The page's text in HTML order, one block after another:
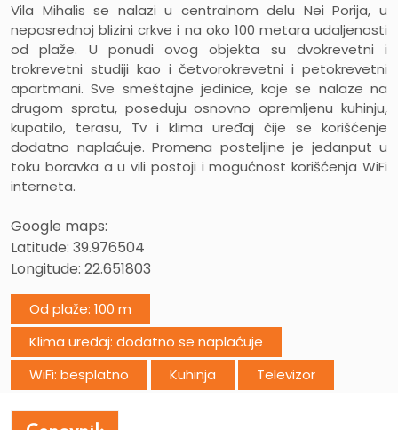
Vila Mihalis se nalazi u centralnom delu Nei Porija, u
neposrednoj blizini crkve i na oko 100 metara udaljenosti
od plaže. U ponudi ovog objekta su dvokrevetni i
trokrevetni studiji kao i četvorokrevetni i petokrevetni
apartmani. Sve smeštajne jedinice, koje se nalaze na
drugom spratu, poseduju osnovno opremljenu kuhinju,
kupatilo, terasu, Tv i klima uređaj čije se korišćenje
dodatno naplaćuje. Promena posteljine je jedanput u
toku boravka a u vili postoji i mogućnost korišćenja WiFi
interneta.
Google maps:
Latitude: 39.976504
Longitude: 22.651803
Od plaže: 100 m
Klima uređaj: dodatno se naplaćuje
WiFi: besplatno
Kuhinja Televizor